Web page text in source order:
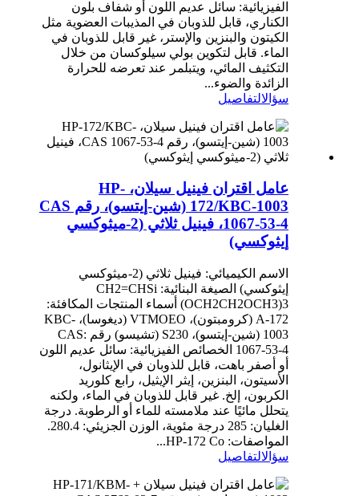
الفيزيائية: سائل عديم اللون أو شفاف بلون
الكناري، قابل للذوبان في المذيبات العضوية مثل
الكيتون والبنزين والإستر، غير قابل للذوبان في
الماء. قابل لتكوين بولي سيلوكسان من خلال
التكثيف المائي، ويتبلمر عند تعرضه للحرارة
الزائدة والضوء...
سؤالالتفاصيل
عامل اقتران فينيل سيلان، HP-
172/KBC-1003 (شين-إيتسو)، رقم CAS
1067-53-4، فينيل ثلاثي (2-ميثوكسي
إيثوكسي)
الاسم الكيميائي: فينيل ثلاثي (2-ميثوكسي
إيثوكسي) الصيغة البنائية: CH2=CHSi
(OCH2CH2OCH3)3 أسماء المنتجات المكافئة:
A-172 (كرومبتون)، VTMOEO (ديغوسا)، KBC-
1003 (شين-إيتسو)، S230 (تشيسو) رقم CAS:
1067-53-4 الخصائص الفيزيائية: سائل عديم اللون
أو أصفر باهت، قابل للذوبان في الإيثانول،
الأسيتون، البنزين، إيثر الإيثيل، رابع كلوريد
الكربون، إلخ. غير قابل للذوبان في الماء، ولكنه
يتحلل مائيًا عند ملامسته للماء أو الرطوبة. درجة
الغليان: 285 درجة مئوية، الوزن الجزيئي: 280.4.
المواصفات: HP-172 Co...
سؤالالتفاصيل